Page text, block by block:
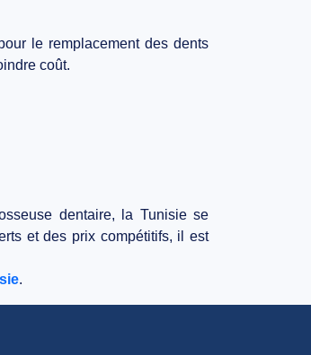
le remplacement des dents
coût.
dentaire, la Tunisie se
et des prix compétitifs, il est
.